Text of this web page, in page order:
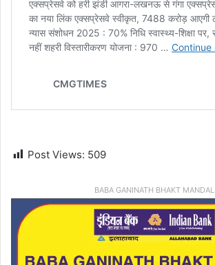
Post Views: 509
BABA GANINATH BHAKT MANDAL